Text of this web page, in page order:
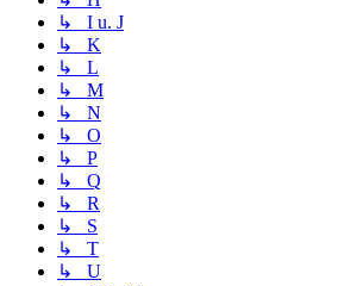
↳ I u. J
↳ K
↳ L
↳ M
↳ N
↳ O
↳ P
↳ Q
↳ R
↳ S
↳ T
↳ U